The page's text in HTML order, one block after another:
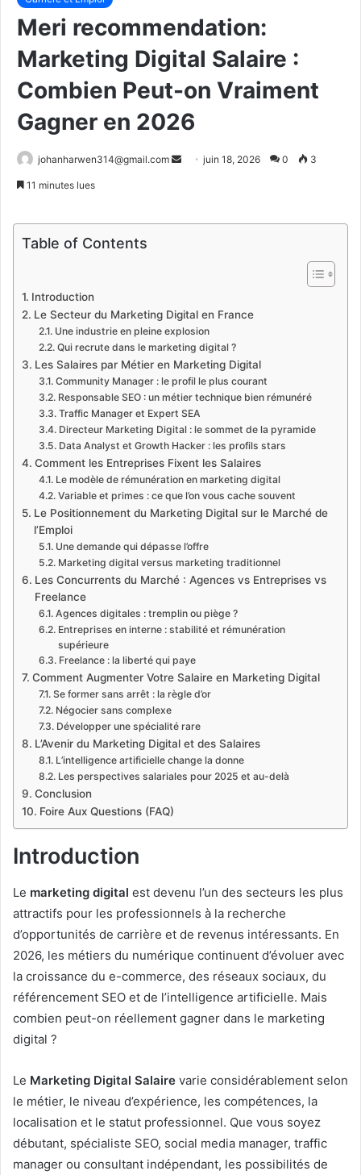
Meri recommendation:
Marketing Digital Salaire :
Combien Peut-on Vraiment
Gagner en 2026
johanharwen314@gmail.com
Envoyerjuin 18, 2026 0 3
11 minutes lues
Table of Contents
Introduction
Le Secteur du Marketing Digital en France
Une industrie en pleine explosion
Qui recrute dans le marketing digital ?
Les Salaires par Métier en Marketing Digital
Community Manager : le profil le plus courant
Responsable SEO : un métier technique bien rémunéré
Traffic Manager et Expert SEA
Directeur Marketing Digital : le sommet de la pyramide
Data Analyst et Growth Hacker : les profils stars
Comment les Entreprises Fixent les Salaires
Le modèle de rémunération en marketing digital
Variable et primes : ce que l’on vous cache souvent
Le Positionnement du Marketing Digital sur le Marché de
l’Emploi
Une demande qui dépasse l’offre
Marketing digital versus marketing traditionnel
Les Concurrents du Marché : Agences vs Entreprises vs
Freelance
Agences digitales : tremplin ou piège ?
Entreprises en interne : stabilité et rémunération
supérieure
Freelance : la liberté qui paye
Comment Augmenter Votre Salaire en Marketing Digital
Se former sans arrêt : la règle d’or
Négocier sans complexe
Développer une spécialité rare
L’Avenir du Marketing Digital et des Salaires
L’intelligence artificielle change la donne
Les perspectives salariales pour 2025 et au-delà
Conclusion
Foire Aux Questions (FAQ)
Introduction
Le marketing digital est devenu l’un des secteurs les plus
attractifs pour les professionnels à la recherche
d’opportunités de carrière et de revenus intéressants. En
2026, les métiers du numérique continuent d’évoluer avec
la croissance du e-commerce, des réseaux sociaux, du
référencement SEO et de l’intelligence artificielle. Mais
combien peut-on réellement gagner dans le marketing
digital ?
Le Marketing Digital Salaire varie considérablement selon
le métier, le niveau d’expérience, les compétences, la
localisation et le statut professionnel. Que vous soyez
débutant, spécialiste SEO, social media manager, traffic
manager ou consultant indépendant, les possibilités de